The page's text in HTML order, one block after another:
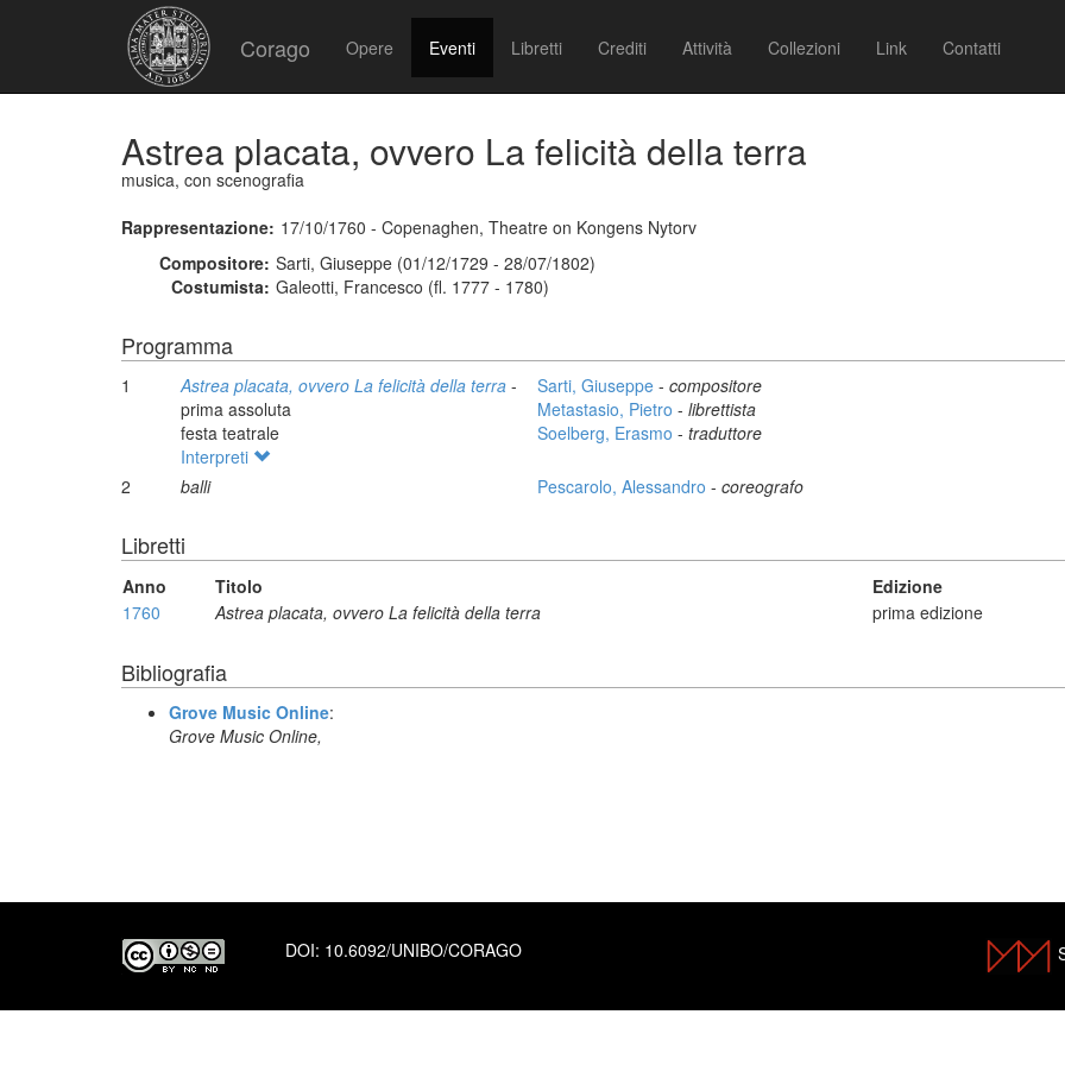
Corago Opere Eventi Libretti Crediti Attività Collezioni Link Contatti
Astrea placata, ovvero La felicità della terra
musica, con scenografia
Rappresentazione: 17/10/1760 - Copenaghen, Theatre on Kongens Nytorv
Compositore: Sarti, Giuseppe (01/12/1729 - 28/07/1802)
Costumista: Galeotti, Francesco (fl. 1777 - 1780)
Programma
1 Astrea placata, ovvero La felicità della terra -
prima assoluta
festa teatrale
Sarti, Giuseppe - compositore
Metastasio, Pietro - librettista
Soelberg, Erasmo - traduttore
Interpreti
2
balli Pescarolo, Alessandro - coreografo
Libretti
Anno Titolo Edizione
1760
Astrea placata, ovvero La felicità della terra prima edizione
Bibliografia
Grove Music Online:
Grove Music Online,
DOI: 10.6092/UNIBO/CORAGO